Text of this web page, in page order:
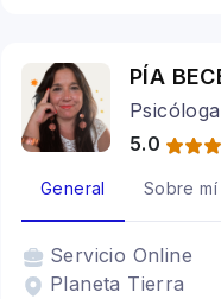
PÍA
5.0
General Sobre mí
Servicio Online
Planeta Tierra